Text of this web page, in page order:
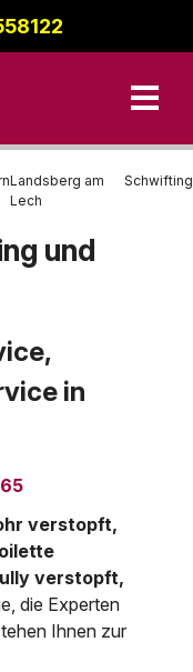
Donau-Iller
Württemberg
Westfalen
Pfalz
Landsberg am
Lech
Schwifting
und
in
verstopft,
verstopft,
die Experten
Ihnen zur